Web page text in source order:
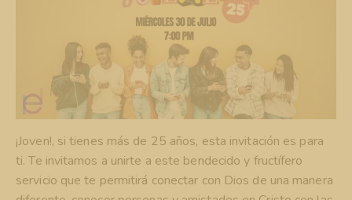
¡Joven!, si tienes más de 25 años, esta invitación es para
ti. Te invitamos a unirte a este bendecido y fructífero
servicio que te permitirá conectar con Dios de una manera